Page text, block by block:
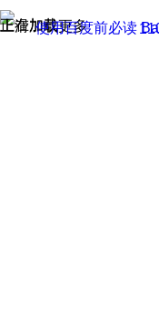
正在加载
上滑加载更多
使用百度前必读京